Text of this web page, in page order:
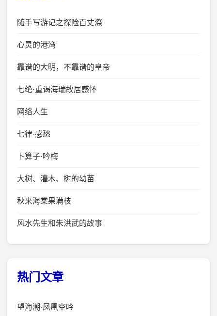
随手写游记之探险百丈漈
心灵的港湾
靠谱的大明，不靠谱的皇帝
七绝·重谒海瑞故居感怀
网络人生
七律·感愁
卜算子·吟梅
大树、灌木、树的幼苗
秋来海棠果满枝
风水先生和朱洪武的故事
热门文章
望海潮·凤凰空吟